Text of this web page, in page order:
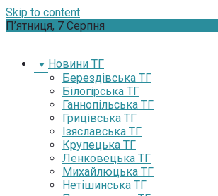
Skip to content
П’ятниця, 7 Серпня
Новини ТГ
Берездівська ТГ
Білогірська ТГ
Ганнопільська ТГ
Грицівська ТГ
Ізяславська ТГ
Крупецька ТГ
Ленковецька ТГ
Михайлюцька ТГ
Нетішинська ТГ